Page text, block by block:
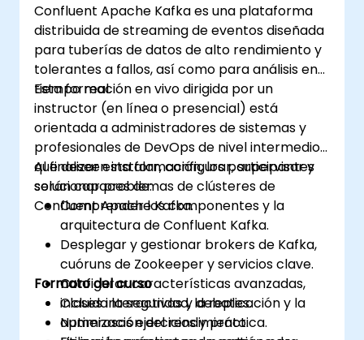
Confluent Apache Kafka es una plataforma
distribuida de streaming de eventos diseñada
para tuberías de datos de alto rendimiento y
tolerantes a fallos, así como para análisis en
tiempo real.
Esta formación en vivo dirigida por un
instructor (en línea o presencial) está
orientada a administradores de sistemas y
profesionales de DevOps de nivel intermedio
que deseen instalar, configurar, supervisar y
solucionar problemas de clústeres de
Confluent Apache Kafka.
Al finalizar esta formación, los participantes
serán capaces de:
Comprender los componentes y la
arquitectura de Confluent Kafka.
Desplegar y gestionar brokers de Kafka,
cuóruns de Zookeeper y servicios clave.
Configurar características avanzadas,
incluida la seguridad, la replicación y la
optimización del rendimiento.
Formato del curso
Clases interactivas y debates.
Numerosos ejercicios y práctica.